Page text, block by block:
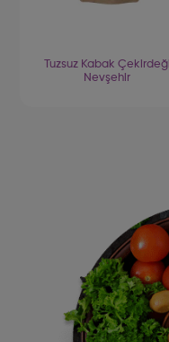
Tuzsuz Kabak Çekirdeği
Nevşehir